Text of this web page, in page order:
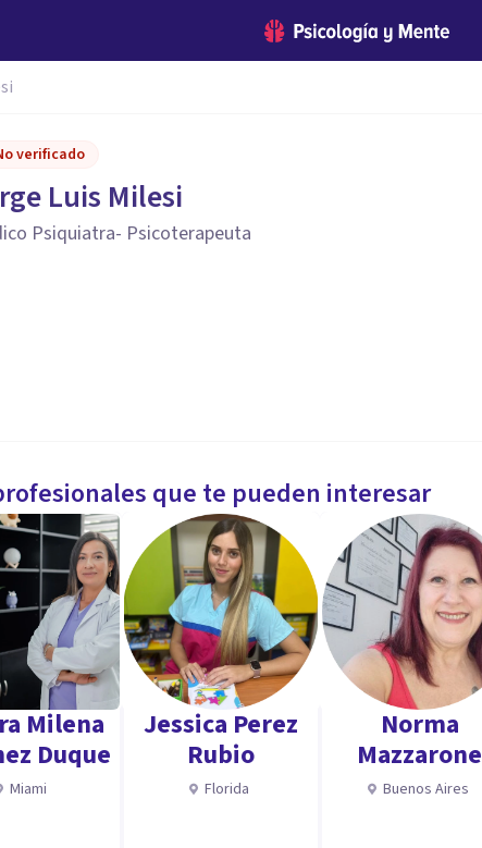
verificado
Luis Milesi
Psiquiatra- Psicoterapeuta
que te pueden interesar
Milena
Duque
Miami
Jessica Perez
Rubio
Florida
Norma
Mazzarone
Buenos Aires